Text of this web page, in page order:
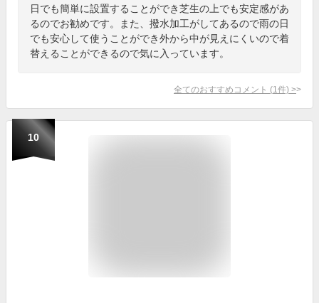
日でも簡単に設置することができ芝生の上でも安定感があ
るのでお勧めです。また、撥水加工がしてあるので雨の日
でも安心して使うことができ外から中が見えにくいので着
替えることができるので気に入っています。
全てのおすすめコメント (1 件) >
10